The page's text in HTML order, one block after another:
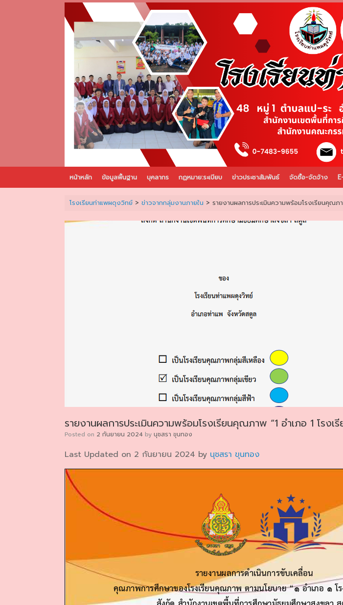
หน้าหลัก ข้อมูลพื้นฐาน บุคลากร กฏหมาย:ระเบียบ ข่าวประชาสัมพันธ์ จัดซื้อ-จัดจ้าง
โรงเรียนท่าแพผดุงวิทย์> ข่าวจากกลุ่มงานภายใน > รายงานผลการประเมินความพร้อมโรงเรียนคุณ
รายงานผลการประเมินความพร้อมโรงเรียนคุณภาพ “1 อำเภอ 1 โรง
Posted on 2 กันยายน 2024 by นุชสรา ขุนทอง
Last Updated on 2 กันยายน 2024 by นุชสรา ขุนทอง